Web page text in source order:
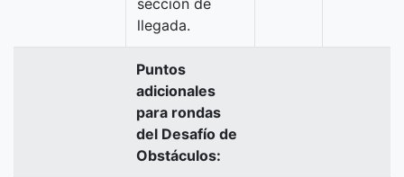
sección de
llegada.
Puntos
adicionales
para rondas
del Desafío de
Obstáculos: